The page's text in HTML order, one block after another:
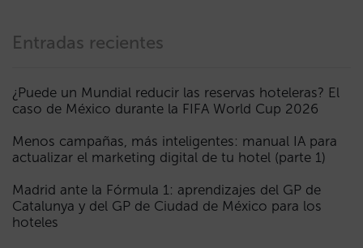
Entradas recientes
¿Puede un Mundial reducir las reservas hoteleras? El
caso de México durante la FIFA World Cup 2026
Menos campañas, más inteligentes: manual IA para
actualizar el marketing digital de tu hotel (parte 1)
Madrid ante la Fórmula 1: aprendizajes del GP de
Catalunya y del GP de Ciudad de México para los
hoteles